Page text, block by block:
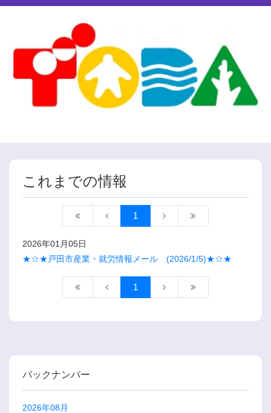
これまでの情報
1
2026年01月05日
★☆★戸田市産業・就労情報メール (2026/1/5)★☆★
1
バックナンバー
2026年08月